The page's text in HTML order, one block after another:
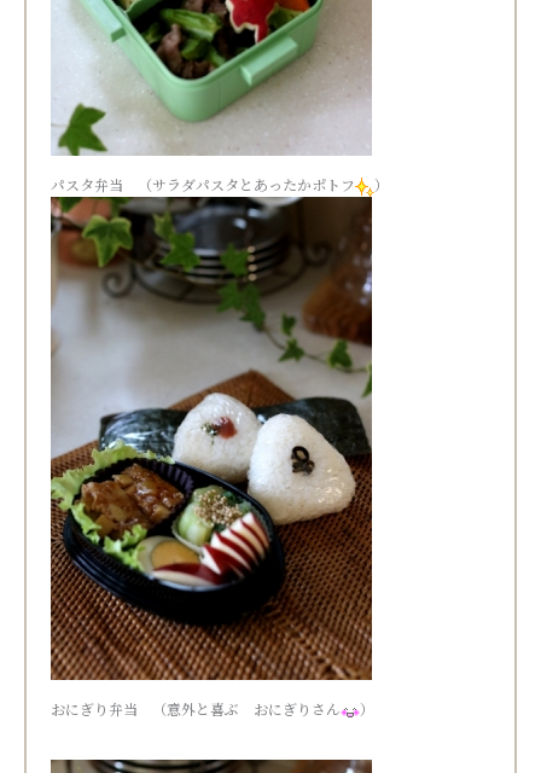
パスタ弁当 （サラダパスタとあったかポトフ ）
おにぎり弁当 （意外と喜ぶ おにぎりさん ）